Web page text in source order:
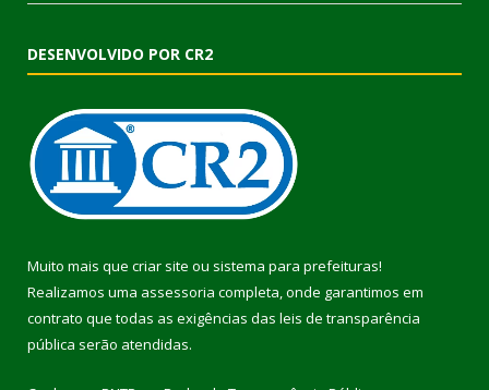
DESENVOLVIDO POR CR2
Muito mais que criar site ou sistema para prefeituras!
Realizamos uma assessoria completa, onde garantimos em
contrato que todas as exigências das leis de transparência
pública serão atendidas.